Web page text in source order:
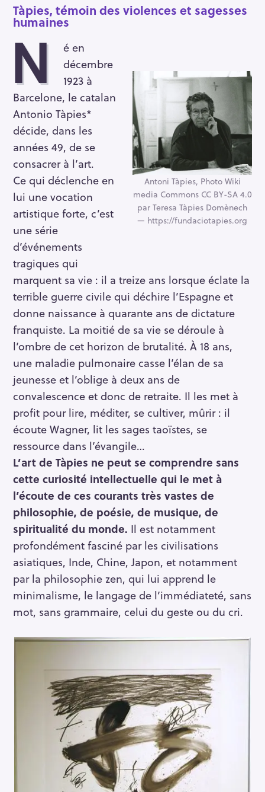
Tàpies, témoin des violences et sagesses
humaines
Antoni Tàpies, Photo Wiki
media Commons CC BY-SA 4.0
par Teresa Tàpies Domènech
— https://fundaciotapies.org
N
é en
décembre
1923 à
Barcelone, le catalan
Antonio Tàpies*
décide, dans les
années 49, de se
consacrer à l’art.
Ce qui déclenche en
lui une vocation
artistique forte, c’est
une série
d’événements
tragiques qui
marquent sa vie : il a treize ans lorsque éclate la
terrible guerre civile qui déchire l’Espagne et
donne naissance à quarante ans de dictature
franquiste. La moitié de sa vie se déroule à
l’ombre de cet horizon de brutalité. À 18 ans,
une maladie pulmonaire casse l’élan de sa
jeunesse et l’oblige à deux ans de
convalescence et donc de retraite. Il les met à
profit pour lire, méditer, se cultiver, mûrir : il
écoute Wagner, lit les sages taoïstes, se
ressource dans l’évangile…
L’art de Tàpies ne peut se comprendre sans
cette curiosité intellectuelle qui le met à
l’écoute de ces courants très vastes de
philosophie, de poésie, de musique, de
spiritualité du monde. Il est notamment
profondément fasciné par les civilisations
asiatiques, Inde, Chine, Japon, et notamment
par la philosophie zen, qui lui apprend le
minimalisme, le langage de l’immédiateté, sans
mot, sans grammaire, celui du geste ou du cri.